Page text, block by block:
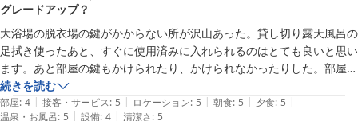
2026-08-03
今後共、お客様一人ひとりに寄り添ったおもてなしを大切にし、安
心して快適にお過ごしいただけるホテルを目指して努めてまいりま
す。
また草津へお越しの際は、ぜひ当館へお立ち寄りくださいませ。
再びお客様をお迎えできます日を、スタッフ一同心よりお待ち申し
上げております。
グレードアップ？
大浴場の脱衣場の鍵がかからない所が沢山あった。貸し切り露天風呂の
足拭き使ったあと、すぐに使用済みに入れられるのはとても良いと思い
ます。あと部屋の鍵もかけられたり、かけられなかったりした。部屋は
特別感はなかった。
続きを読む
部屋: 4 | 接客・サービス: 5 | ロケーション: 5 | 朝食: 5 | 夕食: 5 |
温泉・お風呂: 5 | 設備: 4 | 清潔さ: 5